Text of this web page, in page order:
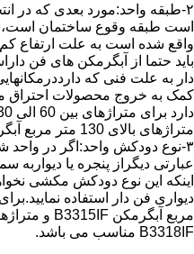
۲-طبقه واحد:مورد بعدی که در
است طبقه وقوع ساختمان
باید حتما از آبگرمکن های فن
دار به علت فنی که
کمک به خروج محصولات احتراق
متراژهای بالای 130 متر مربع آبگرمکن B3318IF مناسب می باشد.
۳-نوع دودکش واحد:اگر در واحد
عبارتی دیگراز پنجره یا
اینکه این نوع دودکش مکشی
B3318IF مناسب می باشد.